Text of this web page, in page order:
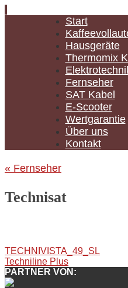
Start
Hausgeräte
Thermomix
Fernseher
SAT Kabel
E-Scooter
Wertgarantie
Über uns
Kontakt
« Fernseher
Technisat
TECHNIVISTA_49_SL
Techniline Plus
PARTNER VON: